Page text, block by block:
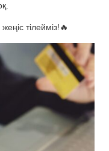
тілейміз!🔥